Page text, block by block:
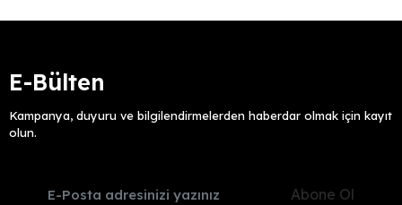
E-Bülten
Kampanya, duyuru ve bilgilendirmelerden haberdar olmak için kayıt
olun.
Abone Ol